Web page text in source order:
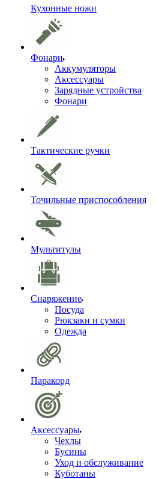
Кухонные ножи
Фонари
Аккумуляторы
Аксессуары
Зарядные устройства
Фонари
Тактические ручки
Точильные приспособления
Мультитулы
Снаряжение
Посуда
Рюкзаки и сумки
Одежда
Паракорд
Аксессуары
Чехлы
Бусины
Уход и обслуживание
Куботаны